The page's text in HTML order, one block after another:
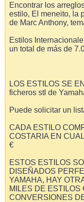
Encontrar los
estilo, El meneito, la
de Marc Anthony,
Estilos
un total de más de
LOS ESTILOS SE
ficheros stl de
Puede solicitar un
CADA ESTILO
COSTARIA EN
€
ESTOS ESTILOS
DISEÑADOS
YAMAHA, HAY
MILES DE ESTILOS
CONVERSIONES